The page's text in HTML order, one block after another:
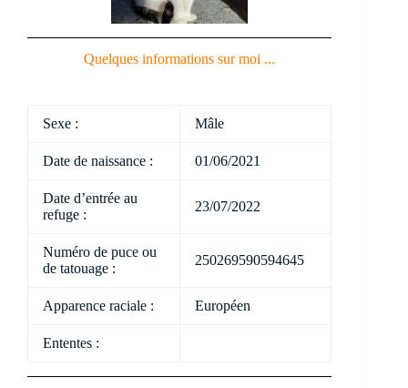
Quelques informations sur moi ...
Sexe : Mâle
Date de naissance : 01/06/2021
Date d’entrée au
refuge :
23/07/2022
Numéro de puce ou
de tatouage :
250269590594645
Apparence raciale : Européen
Ententes :